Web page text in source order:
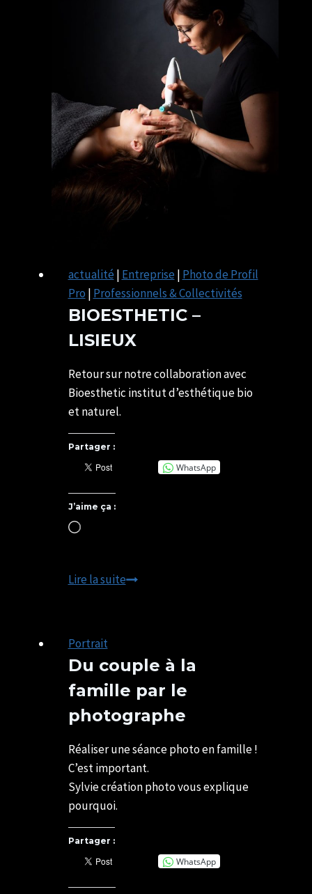
actualité | Entreprise | Photo de Profil
Pro | Professionnels & Collectivités
BIOESTHETIC –
LISIEUX
CHATELAIS
Retour sur notre collaboration avec
Bioesthetic institut d’esthétique bio
et naturel.
Partager :
WhatsApp
J’aime ça :
Chargement…
Lire la suiteBIOESTHETIC
Portrait
Du couple à la
famille par le
photographe
CHATELAIS
Réaliser une séance photo en famille !
C’est important.
Sylvie création photo vous explique
pourquoi.
Partager :
WhatsApp